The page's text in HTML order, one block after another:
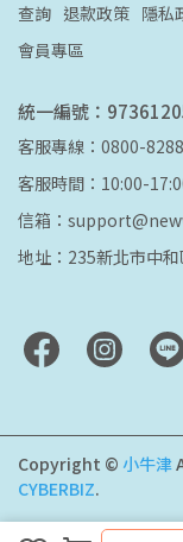
查詢 退款政策 隱私
會員專區
統一編號：
客服專線：0800-
客服時間：10:00-
信箱：
地址：235新北市中
Copyright © 小牛津
CYBERBIZ.